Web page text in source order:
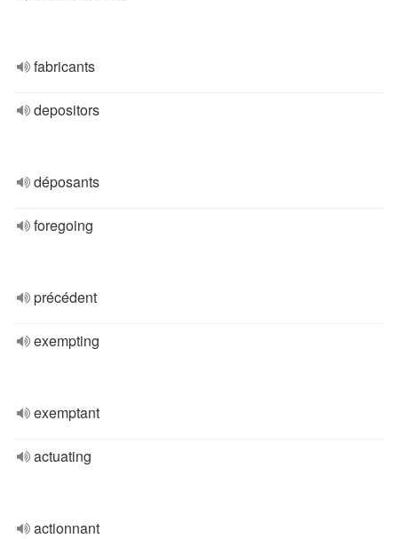
fabricants
depositors
déposants
foregoing
précédent
exempting
exemptant
actuating
actionnant